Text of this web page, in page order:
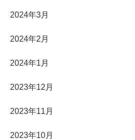
2024年3月
2024年2月
2024年1月
2023年12月
2023年11月
2023年10月